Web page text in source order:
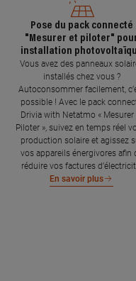
Pose du pack connecté
"Mesurer et piloter"
installation
Vous avez des panneaux
installés chez vous ?
Autoconsommer facilement,
possible ! Avec le pack
Drivia with Netatmo « Mesurer
Piloter », suivez en temps réel
production solaire et agissez
vos appareils énergivores afin
réduire vos factures
En savoir plus